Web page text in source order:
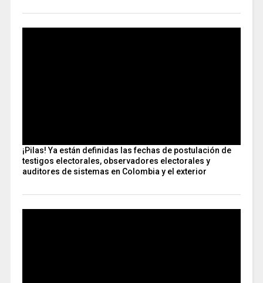
¡Pilas! Ya están definidas las fechas de postulación de
testigos electorales, observadores electorales y
auditores de sistemas en Colombia y el exterior